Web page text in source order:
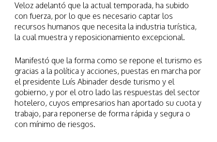
Veloz adelantó que la actual temporada, ha subido
con fuerza, por lo que es necesario captar los
recursos humanos que necesita la industria turística,
la cual muestra y reposicionamiento excepcional.
Manifestó que la forma como se repone el turismo es
gracias a la política y acciones, puestas en marcha por
el presidente Luís Abinader desde turismo y el
gobierno, y por el otro lado las respuestas del sector
hotelero, cuyos empresarios han aportado su cuota y
trabajo, para reponerse de forma rápida y segura o
con mínimo de riesgos.